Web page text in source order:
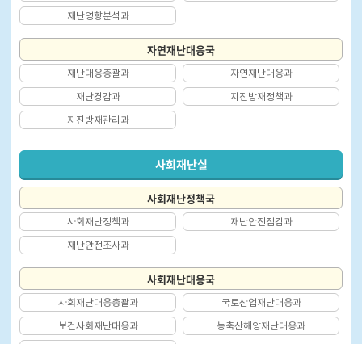
재난영향분석과
자연재난대응국
재난대응총괄과 자연재난대응과
재난경감과 지진방재정책과
지진방재관리과
사회재난실
사회재난정책국
사회재난정책과 재난안전점검과
재난안전조사과
사회재난대응국
사회재난대응총괄과 국토산업재난대응과
보건사회재난대응과 농축산해양재난대응과